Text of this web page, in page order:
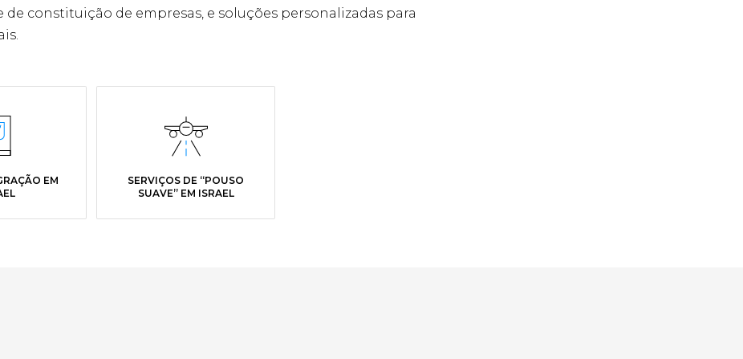
constituição de empresas, e soluções personalizadas para
EM
SERVIÇOS DE “POUSO
SUAVE” EM ISRAEL